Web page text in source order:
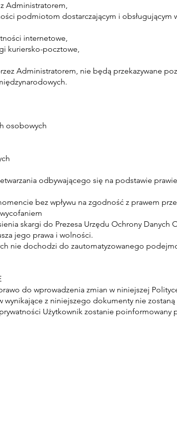
Administratorem,
podmiotom dostarczającym i obsługującym
internetowe,
kuriersko-pocztowe,
Administratorem, nie będą przekazywane
osobowych
odbywającego się na podstawie
bez wpływu na zgodność z prawem
skargi do Prezesa Urzędu Ochrony Danych
jego prawa i wolności.
nie dochodzi do zautomatyzowanego
do wprowadzenia zmian w niniejszej
wynikające z niniejszego dokumenty nie
Użytkownik zostanie